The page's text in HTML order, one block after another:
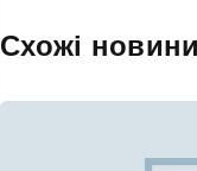
Схожі